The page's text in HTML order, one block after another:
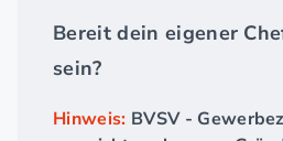
Bereit dein eigener
sein?
Hinweis: BVSV -